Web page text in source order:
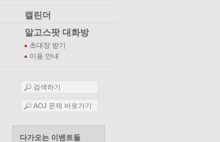
캘린더
알고스팟 대화방
초대장 받기
이용 안내
다가오는 이벤트들